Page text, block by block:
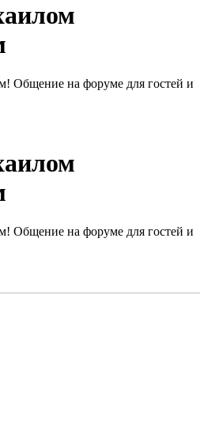
Общение на форуме для гостей и
Общение на форуме для гостей и